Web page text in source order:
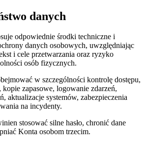
danych
odpowiednie środki techniczne i
danych osobowych, uwzględniając
i cele przetwarzania oraz ryzyko
osób fizycznych.
w szczególności kontrolę dostępu,
zapasowe, logowanie zdarzeń,
aktualizacje systemów, zabezpieczenia
na incydenty.
stosować silne hasło, chronić dane
Konta osobom trzecim.